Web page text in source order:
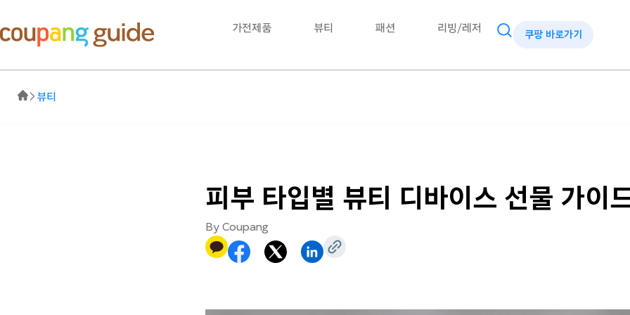
가전제품 뷰티 패션 리빙/레저
쿠팡 바로가기
뷰티
피부 타입별 뷰티 디바이스 선물 가이
By Coupang